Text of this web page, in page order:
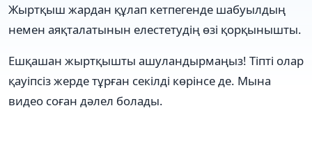
Жыртқыш жардан құлап кетпегенде шабуылдың
немен аяқталатынын елестетудің өзі қорқынышты.
Ешқашан жыртқышты ашуландырмаңыз! Тіпті олар
қауіпсіз жерде тұрған секілді көрінсе де. Мына
видео соған дәлел болады.